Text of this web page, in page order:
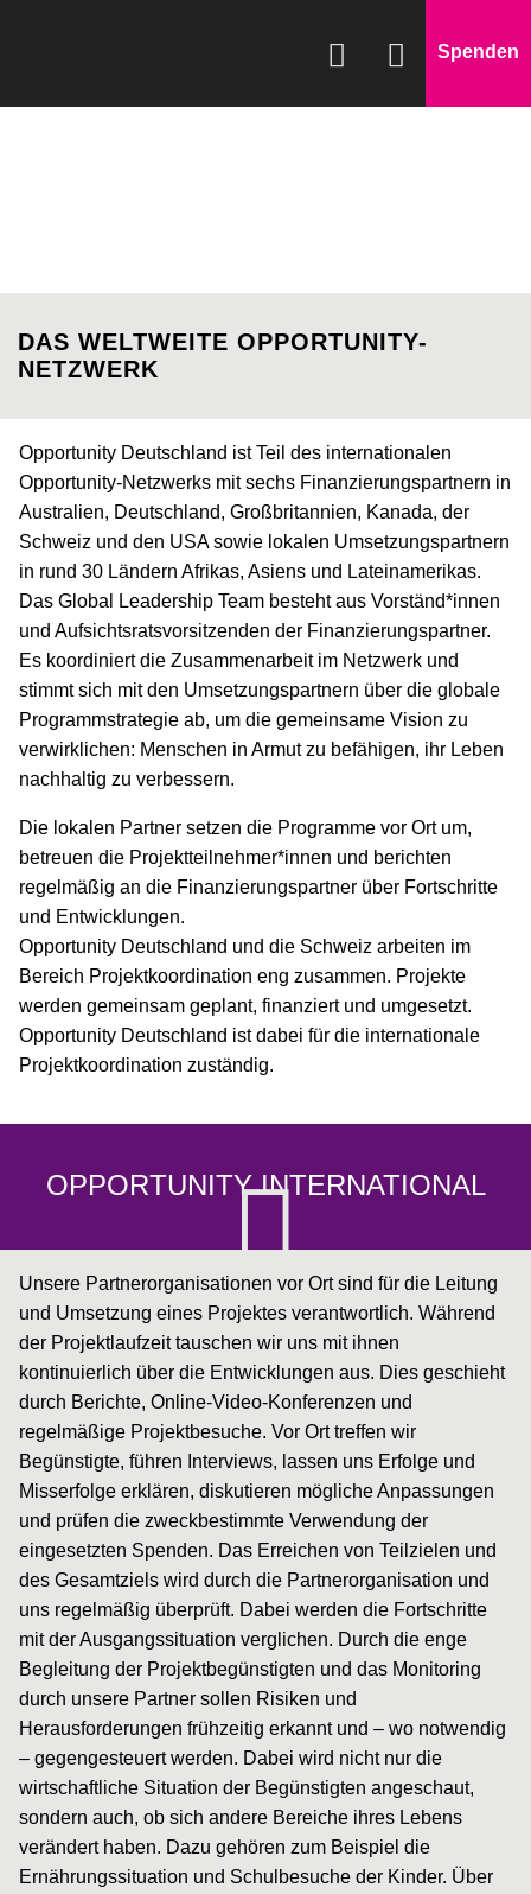
Spenden
DAS WELTWEITE OPPORTUNITY-
NETZWERK
Opportunity Deutschland ist Teil des internationalen
Opportunity-Netzwerks mit sechs Finanzierungspartnern in
Australien, Deutschland, Großbritannien, Kanada, der
Schweiz und den USA sowie lokalen Umsetzungspartnern
in rund 30 Ländern Afrikas, Asiens und Lateinamerikas.
Das Global Leadership Team besteht aus Vorständ*innen
und Aufsichtsratsvorsitzenden der Finanzierungspartner.
Es koordiniert die Zusammenarbeit im Netzwerk und
stimmt sich mit den Umsetzungspartnern über die globale
Programmstrategie ab, um die gemeinsame Vision zu
verwirklichen: Menschen in Armut zu befähigen, ihr Leben
nachhaltig zu verbessern.
Die lokalen Partner setzen die Programme vor Ort um,
betreuen die Projektteilnehmer*innen und berichten
regelmäßig an die Finanzierungspartner über Fortschritte
und Entwicklungen.
Opportunity Deutschland und die Schweiz arbeiten im
Bereich Projektkoordination eng zusammen. Projekte
werden gemeinsam geplant, finanziert und umgesetzt.
Opportunity Deutschland ist dabei für die internationale
Projektkoordination zuständig.
OPPORTUNITY INTERNATIONAL
Unsere Partnerorganisationen vor Ort sind für die Leitung
und Umsetzung eines Projektes verantwortlich. Während
der Projektlaufzeit tauschen wir uns mit ihnen
kontinuierlich über die Entwicklungen aus. Dies geschieht
durch Berichte, Online-Video-Konferenzen und
regelmäßige Projektbesuche. Vor Ort treffen wir
Begünstigte, führen Interviews, lassen uns Erfolge und
Misserfolge erklären, diskutieren mögliche Anpassungen
und prüfen die zweckbestimmte Verwendung der
eingesetzten Spenden. Das Erreichen von Teilzielen und
des Gesamtziels wird durch die Partnerorganisation und
uns regelmäßig überprüft. Dabei werden die Fortschritte
mit der Ausgangssituation verglichen. Durch die enge
Begleitung der Projektbegünstigten und das Monitoring
durch unsere Partner sollen Risiken und
Herausforderungen frühzeitig erkannt und – wo notwendig
– gegengesteuert werden. Dabei wird nicht nur die
wirtschaftliche Situation der Begünstigten angeschaut,
sondern auch, ob sich andere Bereiche ihres Lebens
verändert haben. Dazu gehören zum Beispiel die
Ernährungssituation und Schulbesuche der Kinder. Über